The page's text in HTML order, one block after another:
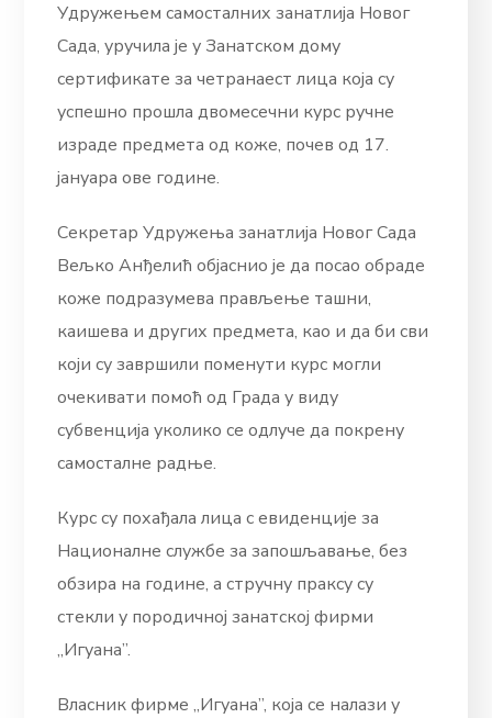
Удружењем самосталних занатлија Новог
Сада, уручила је у Занатском дому
сертификате за четранаест лица која су
успешно прошла двомесечни курс ручне
израде предмета од коже, почев од 17.
јануара ове године.
Секретар Удружења занатлија Новог Сада
Вељко Анђелић објаснио је да посао обраде
коже подразумева прављење ташни,
каишева и других предмета, као и да би сви
који су завршили поменути курс могли
очекивати помоћ од Града у виду
субвенција уколико се одлуче да покрену
самосталне радње.
Курс су похађала лица с евиденције за
Националне службе за запошљавање, без
обзира на године, а стручну праксу су
стекли у породичној занатској фирми
„Игуана”.
Власник фирме „Игуана”, која се налази у